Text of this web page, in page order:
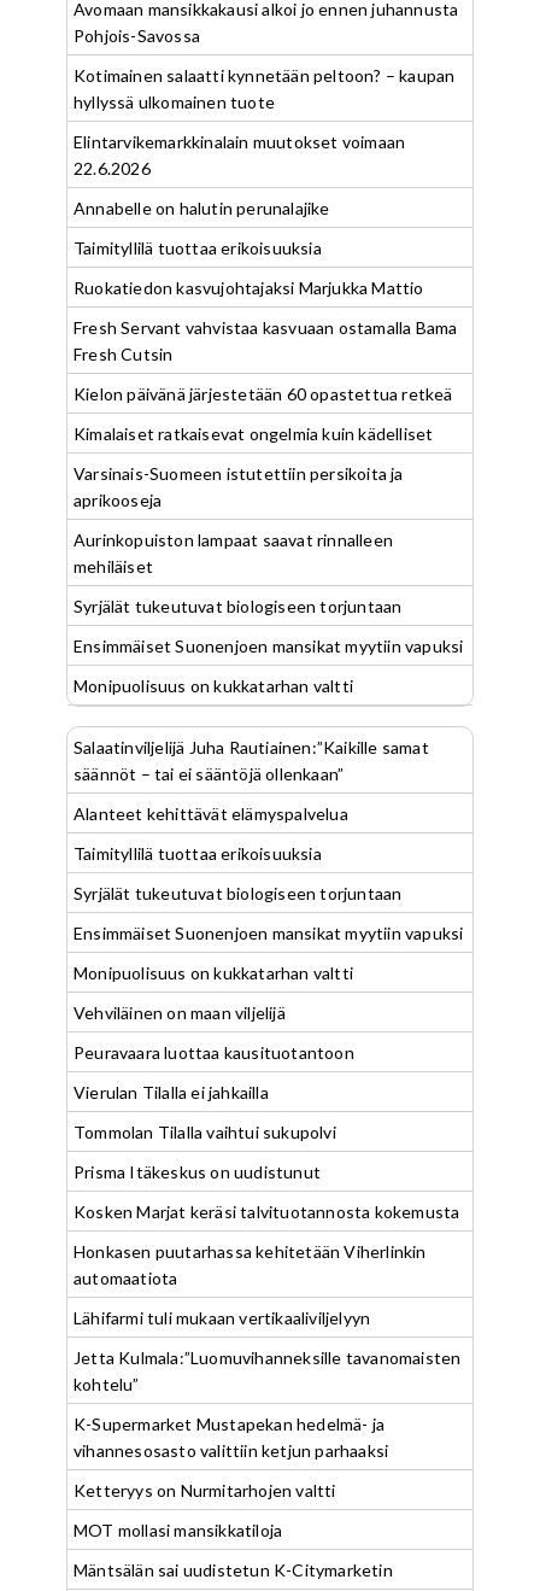
Avomaan mansikkakausi alkoi jo ennen juhannusta
Pohjois-Savossa
Kotimainen salaatti kynnetään peltoon? – kaupan
hyllyssä ulkomainen tuote
Elintarvikemarkkinalain muutokset voimaan
22.6.2026
Annabelle on halutin perunalajike
Taimityllilä tuottaa erikoisuuksia
Ruokatiedon kasvujohtajaksi Marjukka Mattio
Fresh Servant vahvistaa kasvuaan ostamalla Bama
Fresh Cutsin
Kielon päivänä järjestetään 60 opastettua retkeä
Kimalaiset ratkaisevat ongelmia kuin kädelliset
Varsinais-Suomeen istutettiin persikoita ja
aprikooseja
Aurinkopuiston lampaat saavat rinnalleen
mehiläiset
Syrjälät tukeutuvat biologiseen torjuntaan
Ensimmäiset Suonenjoen mansikat myytiin vapuksi
Monipuolisuus on kukkatarhan valtti
Salaatinviljelijä Juha Rautiainen:”Kaikille samat
säännöt – tai ei sääntöjä ollenkaan”
Alanteet kehittävät elämyspalvelua
Taimityllilä tuottaa erikoisuuksia
Syrjälät tukeutuvat biologiseen torjuntaan
Ensimmäiset Suonenjoen mansikat myytiin vapuksi
Monipuolisuus on kukkatarhan valtti
Vehviläinen on maan viljelijä
Peuravaara luottaa kausituotantoon
Vierulan Tilalla ei jahkailla
Tommolan Tilalla vaihtui sukupolvi
Prisma Itäkeskus on uudistunut
Kosken Marjat keräsi talvituotannosta kokemusta
Honkasen puutarhassa kehitetään Viherlinkin
automaatiota
Lähifarmi tuli mukaan vertikaaliviljelyyn
Jetta Kulmala:”Luomuvihanneksille tavanomaisten
kohtelu”
K-Supermarket Mustapekan hedelmä- ja
vihannesosasto valittiin ketjun parhaaksi
Ketteryys on Nurmitarhojen valtti
MOT mollasi mansikkatiloja
Mäntsälän sai uudistetun K-Citymarketin